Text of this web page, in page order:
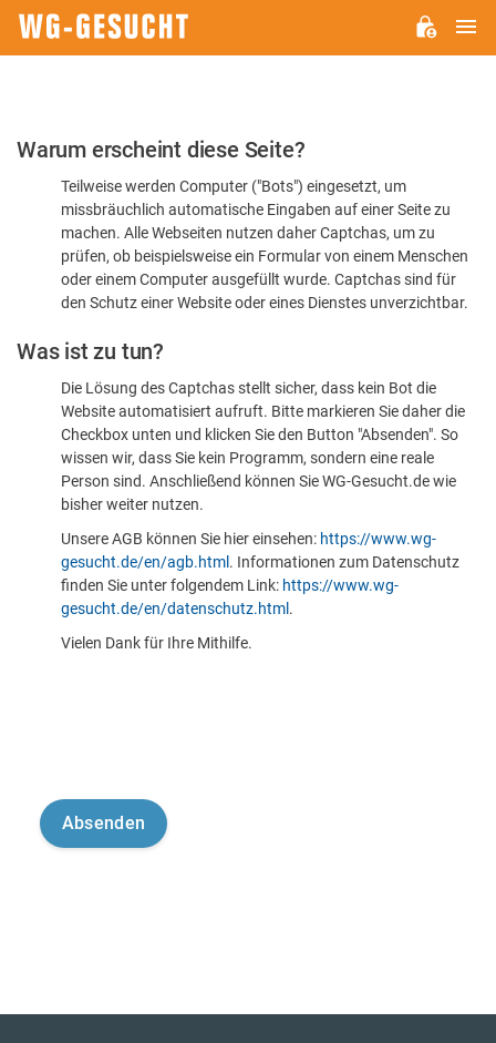
Bitte
dass
sind
Warum erscheint diese Seite?
Teilweise werden Computer ("Bots") eingesetzt, um
missbräuchlich automatische Eingaben auf einer Seite zu
machen. Alle Webseiten nutzen daher Captchas, um zu
prüfen, ob beispielsweise ein Formular von einem Menschen
oder einem Computer ausgefüllt wurde. Captchas sind für
den Schutz einer Website oder eines Dienstes unverzichtbar.
Was ist zu tun?
Die Lösung des Captchas stellt sicher, dass kein Bot die
Website automatisiert aufruft. Bitte markieren Sie daher die
Checkbox unten und klicken Sie den Button "Absenden". So
wissen wir, dass Sie kein Programm, sondern eine reale
Person sind. Anschließend können Sie WG-Gesucht.de wie
bisher weiter nutzen.
Unsere AGB können Sie hier einsehen: https://www.wg-
gesucht.de/en/agb.html . Informationen zum Datenschutz
finden Sie unter folgendem Link: https://www.wg-
gesucht.de/en/datenschutz.html .
Vielen Dank für Ihre Mithilfe.